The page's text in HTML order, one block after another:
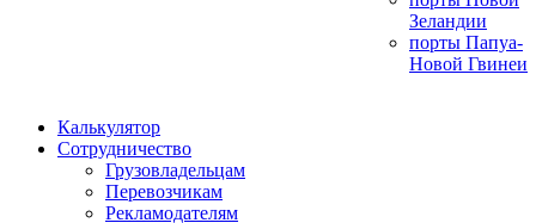
Зеландии
порты Папуа-
Новой Гвинеи
Калькулятор
Сотрудничество
Грузовладельцам
Перевозчикам
Рекламодателям